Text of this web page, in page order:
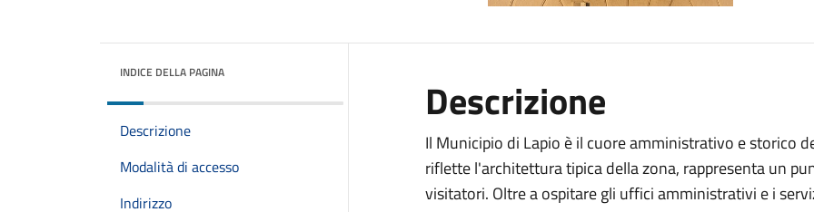
INDICE DELLA PAGINA
Descrizione
Modalità di accesso
Indirizzo
Descrizione
Il Municipio di Lapio è il cuore amministrativo e storico
riflette l'architettura tipica della zona, rappresenta un
visitatori. Oltre a ospitare gli uffici amministrativi e i